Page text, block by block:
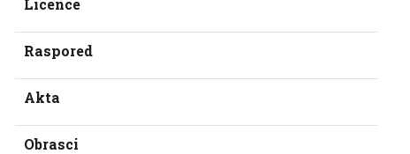
Licence
Raspored
Akta
Obrasci